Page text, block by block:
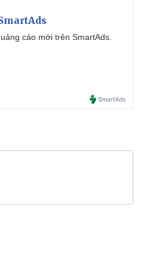
cáo mới trên SmartAds.